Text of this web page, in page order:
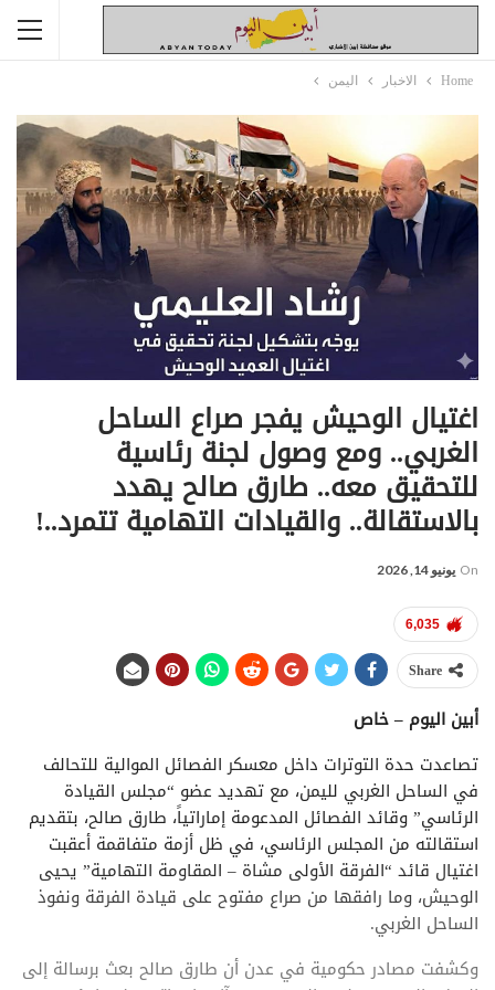
Home الاخبار اليمن
اغتيال الوحيش يفجر صراع الساحل
الغربي.. ومع وصول لجنة رئاسية
للتحقيق معه.. طارق صالح يهدد
بالاستقالة.. والقيادات التهامية تتمرد..!
On يونيو 14, 2026
6,035
Share
أبين اليوم – خاص
تصاعدت حدة التوترات داخل معسكر الفصائل الموالية للتحالف
في الساحل الغربي لليمن، مع تهديد عضو “مجلس القيادة
الرئاسي” وقائد الفصائل المدعومة إماراتياً، طارق صالح، بتقديم
استقالته من المجلس الرئاسي، في ظل أزمة متفاقمة أعقبت
اغتيال قائد “الفرقة الأولى مشاة – المقاومة التهامية” يحيى
الوحيش، وما رافقها من صراع مفتوح على قيادة الفرقة ونفوذ
الساحل الغربي.
وكشفت مصادر حكومية في عدن أن طارق صالح بعث برسالة إلى